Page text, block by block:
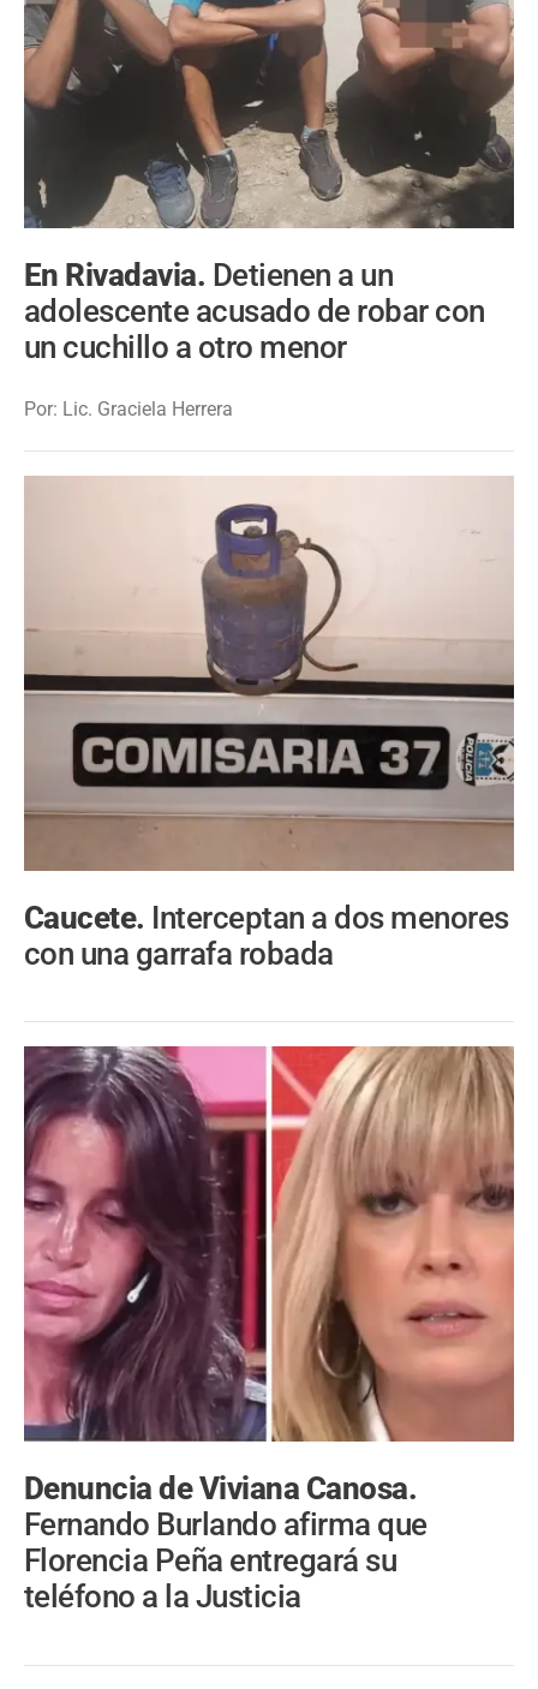
En Rivadavia. Detienen a un
adolescente acusado de robar con
un cuchillo a otro menor
Por: Lic. Graciela Herrera
Caucete. Interceptan a dos menores
con una garrafa robada
Denuncia de Viviana Canosa.
Fernando Burlando afirma que
Florencia Peña entregará su
teléfono a la Justicia